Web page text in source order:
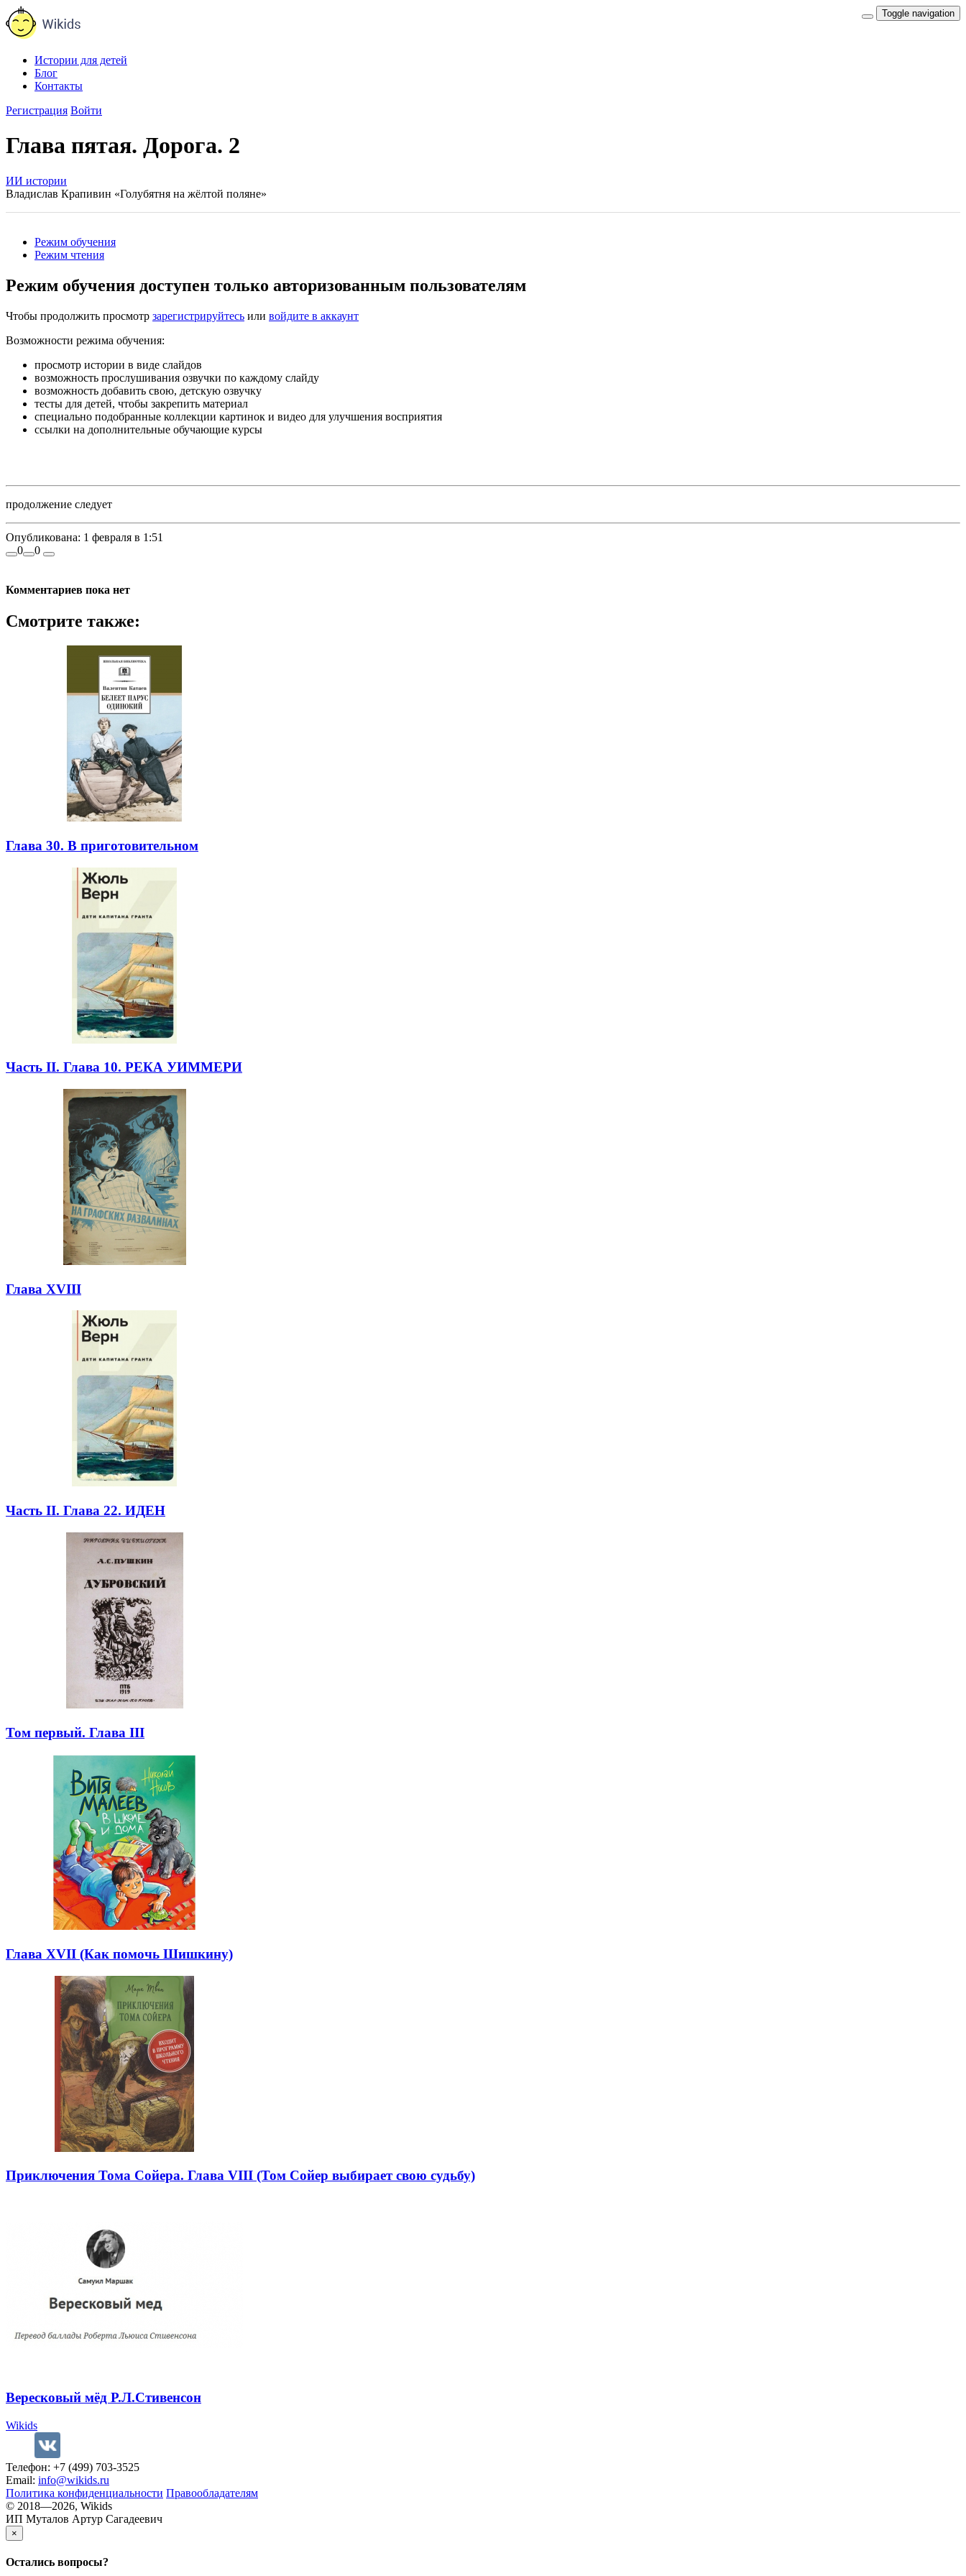
Toggle navigation
Истории для детей
Блог
Контакты
Регистрация Войти
Глава пятая. Дорога. 2
ИИ истории
Владислав Крапивин «Голубятня на жёлтой поляне»
Режим обучения
Режим чтения
Режим обучения доступен только авторизованным пользователям
Чтобы продолжить просмотр зарегистрируйтесь или войдите в аккаунт
Возможности режима обучения:
просмотр истории в виде слайдов
возможность прослушивания озвучки по каждому слайду
возможность добавить свою, детскую озвучку
тесты для детей, чтобы закрепить материал
специально подобранные коллекции картинок и видео для улучшения восприятия
ссылки на дополнительные обучающие курсы
продолжение следует
Опубликована: 1 февраля в 1:51
0
0
Комментариев пока нет
Смотрите также:
Глава 30. В приготовительном
Часть II. Глава 10. РЕКА УИММЕРИ
Глава XVIII
Часть II. Глава 22. ИДЕН
Том первый. Глава III
Глава XVII (Как помочь Шишкину)
Приключения Тома Сойера. Глава VIII (Том Сойер выбирает свою судьбу)
Вересковый мёд Р.Л.Стивенсон
Wikids
Телефон: +7 (499) 703-3525
Email: info@wikids.ru
Политика конфиденциальности Правообладателям
© 2018—2026, Wikids
ИП Муталов Артур Сагадеевич
×
Остались вопросы?